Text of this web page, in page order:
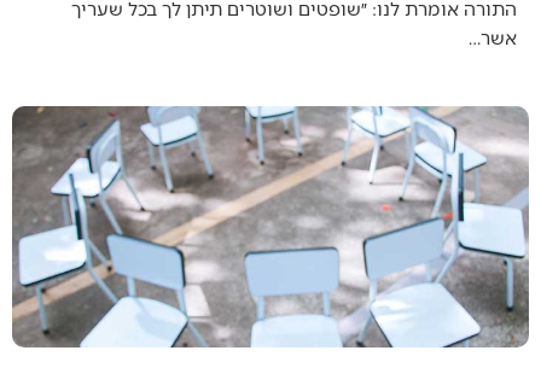
התורה אומרת לנו: ״שופטים ושוטרים תיתן לך בכל שעריך
אשר…